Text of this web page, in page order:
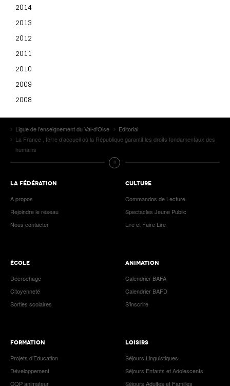
2014
2013
2012
2011
2010
2009
2008
Ligue de l'enseignement du Val-d'Oise
Editorial
La France , terre d’accueil où la République garantit les droits fondamentaux des
humains
LA FÉDÉRATION
A propos
Rejoindre le réseau
Nous contacter
CULTURE
Commandos de Lecture
Spectacles Jeune Public
Lire et Faire Lire
ÉCOLE
Décrochage
Citoyenneté
Sorties scolaires
ANIMATION
Calendrier BAFA
Calendrier BAFD
S’inscrire
FORMATION
Projets d’Education
Développement
CQP animateur
LOISIRS
Séjours Linguistiques
Séjours Enfants et Adolescents
Séjours Adultes et Familles